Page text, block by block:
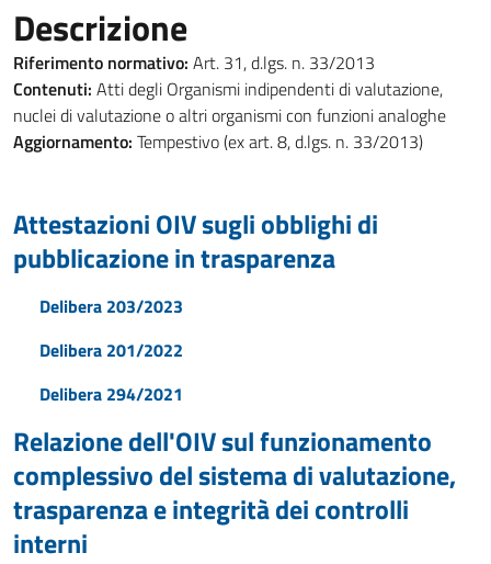
Descrizione
Riferimento normativo: Art. 31, d.lgs. n. 33/2013
Contenuti: Atti degli Organismi indipendenti di valutazione,
nuclei di valutazione o altri organismi con funzioni analoghe
Aggiornamento: Tempestivo (ex art. 8, d.lgs. n. 33/2013)
Attestazioni OIV sugli obblighi di
pubblicazione in trasparenza
Delibera 203/2023
Delibera 201/2022
Delibera 294/2021
Relazione dell'OIV sul funzionamento
complessivo del sistema di valutazione,
trasparenza e integrità dei controlli
interni